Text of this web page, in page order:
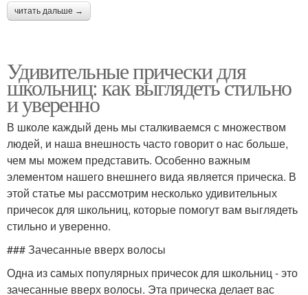
читать дальше →
Удивительные прически для
школьниц: как выглядеть стильно
и уверенно
В школе каждый день мы сталкиваемся с множеством
людей, и наша внешность часто говорит о нас больше,
чем мы можем представить. Особенно важным
элементом нашего внешнего вида является прическа. В
этой статье мы рассмотрим несколько удивительных
причесок для школьниц, которые помогут вам выглядеть
стильно и уверенно.
### Зачесанные вверх волосы
Одна из самых популярных причесок для школьниц - это
зачесанные вверх волосы. Эта прическа делает вас